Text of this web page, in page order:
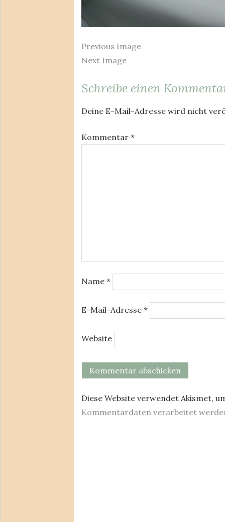
Previous Image
Next Image
Schreibe einen
Deine E-Mail-Adresse wird nicht
Kommentar *
Name *
E-Mail-Adresse *
Website
Diese Website verwendet Akismet,
Kommentardaten verarbeitet